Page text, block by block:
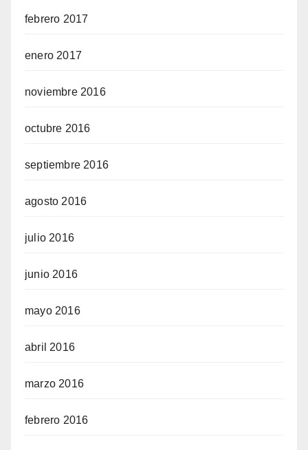
febrero 2017
enero 2017
noviembre 2016
octubre 2016
septiembre 2016
agosto 2016
julio 2016
junio 2016
mayo 2016
abril 2016
marzo 2016
febrero 2016